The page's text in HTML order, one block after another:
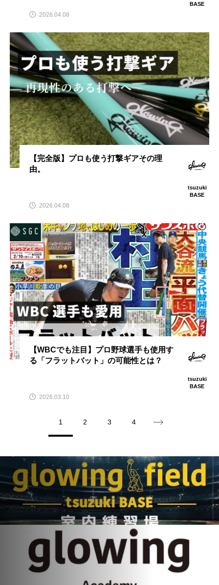
BASE
2026.04.08
【完全版】プロも使う打撃ギアその理
由。
tsuzuki
BASE
2026.04.08
【WBCでも注目】プロ野球選手も使用す
る「フラットバット」の可能性とは？
tsuzuki
BASE
2026.03.10
1 2 3 4